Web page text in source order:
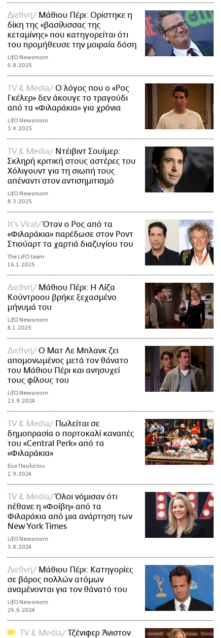
Διεθνή
Μάθιου Πέρι: Ορίστηκε η
δίκη της «βασίλισσας της
κεταμίνης» που κατηγορείται ότι
του προμήθευσε την μοιραία δόση
LifO Newsroom
6.8.2025
TV & Media
Ο λόγος που ο «Ρος
Γκέλερ» δεν άκουγε το τραγούδι
από τα «Φιλαράκια» για χρόνια
LifO Newsroom
3.4.2025
TV & Media
Ντέιβιντ Σουίμερ:
Σκληρή κριτική στους αστέρες του
Χόλιγουντ για τη σιωπή τους
απέναντι στον αντισημιτισμό
LifO Newsroom
8.3.2025
It's Viral
Όταν ο Ρος από τα
«Φιλαράκια» παρέδωσε στον Ροντ
Στιούαρτ τα χαρτιά διαζυγίου του
The LiFO team
16.1.2025
Διεθνή
Μάθιου Πέρι: Η Λίζα
Κούντροου βρήκε ξεχασμένο
μήνυμά του
LifO Newsroom
8.1.2025
Διεθνή
Ο Ματ Λε Μπλανκ ζει
απομονωμένος μετά τον θάνατο
του Μάθιου Πέρι και ανησυχεί
τους φίλους του
LifO Newsroom
23.9.2024
TV & Media
Πωλείται σε
δημοπρασία ο πορτοκαλί καναπές
του «Central Perk» από τα
«Φιλαράκια»
Εύα Παυλάτου
1.9.2024
TV & Media
Όλοι νόμισαν ότι
πέθανε η «Φοίβη» από τα
Φιλαράκια από μια ανάρτηση των
New York Times
LifO Newsroom
3.8.2024
Διεθνή
Μάθιου Πέρι: Κατηγορίες
σε βάρος πολλών ατόμων
αναμένονται για τον θάνατό του
LifO Newsroom
26.6.2024
TV & Media Τζένιφερ Άνιστον